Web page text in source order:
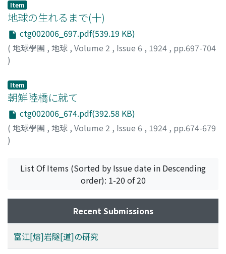
Item
地球の生れるまで(十)
ctg002006_697.pdf(539.19 KB)
( 地球學團 , 地球 , Volume 2 , Issue 6 , 1924 , pp.697-704
)
Item
朝鮮陸橋に就て
ctg002006_674.pdf(392.58 KB)
( 地球學團 , 地球 , Volume 2 , Issue 6 , 1924 , pp.674-679
)
List Of Items (Sorted by Issue date in Descending
order): 1-20 of 20
Recent Submissions
富江[熔]岩隧[道]の硏究